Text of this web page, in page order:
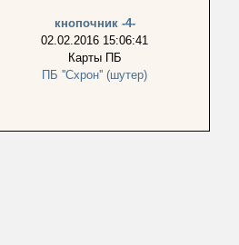
кнопочник -4-
02.02.2016 15:06:41
Карты ПБ
ПБ ''Схрон'' (шутер)